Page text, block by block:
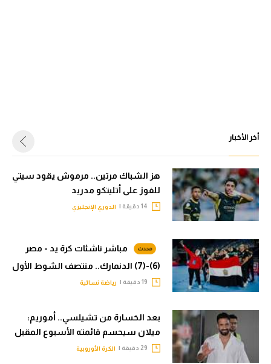
أخر الأخبار
هز الشباك مرتين.. مرموش يقود سيتي
للفوز على أتليتكو مدريد
الدوري الإنجليزي
مباشر ناشئات كرة يد - مصر
(6)-(7) الدنمارك.. منتصف الشوط الأول
رياضة نسائية
بعد الخسارة من تشيلسي.. أموريم:
ميلان سيحسم قائمته الأسبوع المقبل
الكرة الأوروبية